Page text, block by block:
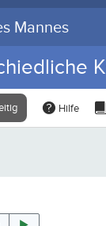
Mannes
Hilfe